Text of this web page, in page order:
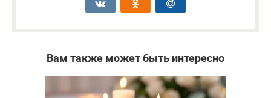
Вам также может быть интересно